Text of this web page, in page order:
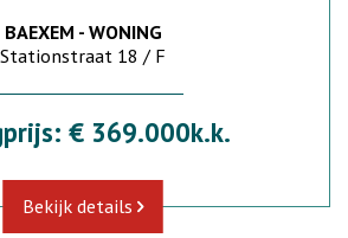
BAEXEM - WONING
Stationstraat 18 / F
€ 369.000k.k.
Bekijk details